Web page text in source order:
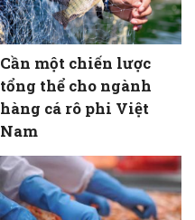
Cần một chiến lược
tổng thể cho ngành
hàng cá rô phi Việt
Nam